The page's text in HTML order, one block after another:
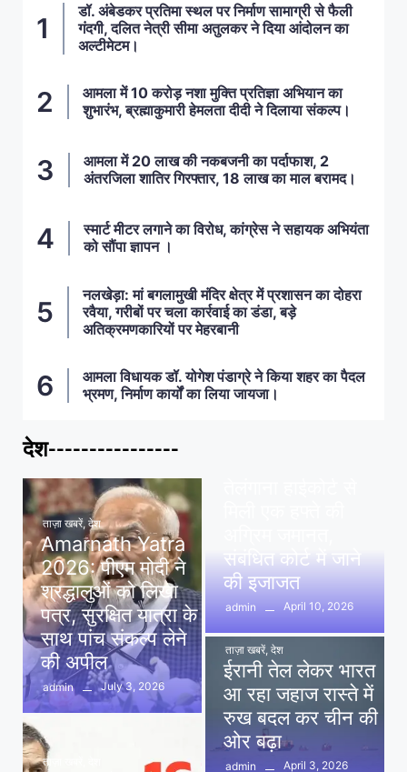
डॉ. अंबेडकर प्रतिमा स्थल पर निर्माण सामाग्री से फैली
गंदगी, दलित नेत्री सीमा अतुलकर ने दिया आंदोलन का
अल्टीमेटम।
आमला में 10 करोड़ नशा मुक्ति प्रतिज्ञा अभियान का
शुभारंभ, ब्रह्माकुमारी हेमलता दीदी ने दिलाया संकल्प।
आमला में 20 लाख की नकबजनी का पर्दाफाश, 2
अंतरजिला शातिर गिरफ्तार, 18 लाख का माल बरामद।
स्मार्ट मीटर लगाने का विरोध, कांग्रेस ने सहायक अभियंता
को सौंपा ज्ञापन ।
नलखेड़ा: मां बगलामुखी मंदिर क्षेत्र में प्रशासन का दोहरा
रवैया, गरीबों पर चला कार्रवाई का डंडा, बड़े
अतिक्रमणकारियों पर मेहरबानी
आमला विधायक डॉ. योगेश पंडाग्रे ने किया शहर का पैदल
भ्रमण, निर्माण कार्यों का लिया जायजा।
देश----------------
ताज़ा खबरें, देश
Amarnath Yatra
2026: पीएम मोदी ने
श्रद्धालुओं को लिखा
पत्र, सुरक्षित यात्रा के
साथ पांच संकल्प लेने
की अपील
admin July 3, 2026
ताज़ा खबरें
संबंधित कोर्ट में जाने
की इजाजत
admin April 10, 2026
ताज़ा खबरें, देश
ईरानी तेल लेकर भारत
आ रहा जहाज रास्ते में
रुख बदल कर चीन की
ओर बढ़ा
admin
April 3, 2026